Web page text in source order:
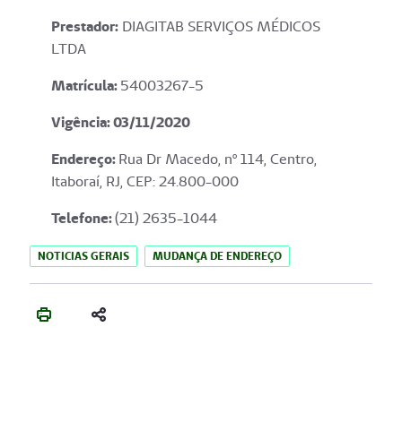
Prestador: DIAGITAB SERVIÇOS MÉDICOS
LTDA
Matrícula:54003267-5
Vigência: 03/11/2020
Endereço:Rua Dr Macedo, nº 114, Centro,
Itaboraí, RJ, CEP: 24.800-000
Telefone:(21) 2635-1044
NOTICIAS GERAIS MUDANÇA DE ENDEREÇO